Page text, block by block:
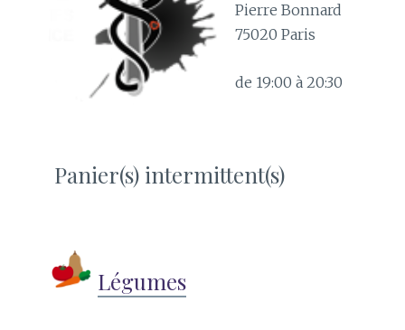
Pierre Bonnard
75020 Paris
de 19:00 à 20:30
Panier(s) intermittent(s)
Légumes